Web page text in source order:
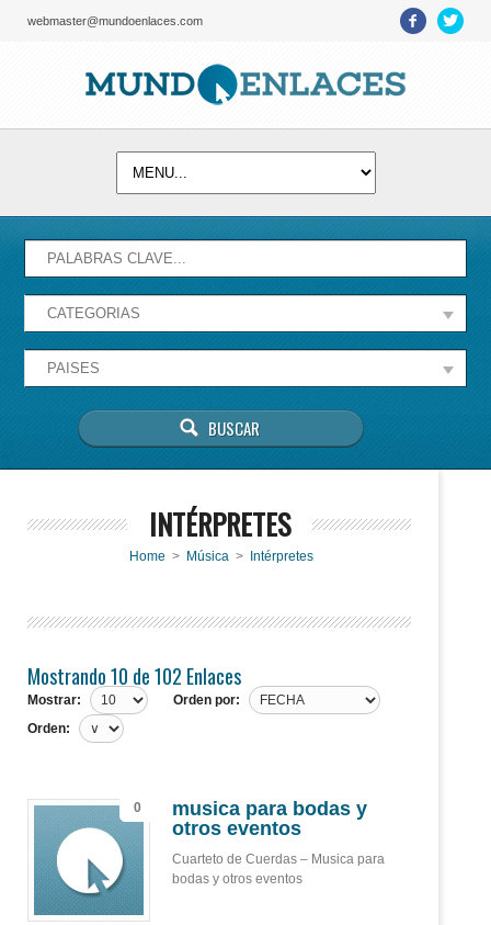
webmaster@mundoenlaces.com
correctamente.
INTÉRPRETES
Home > Música> Intérpretes
Mostrando 10 de 102 Enlaces
Mostrar:
Orden por:
Orden:
0
musica para bodas y
otros eventos
Cuarteto de Cuerdas – Musica para
bodas y otros eventos